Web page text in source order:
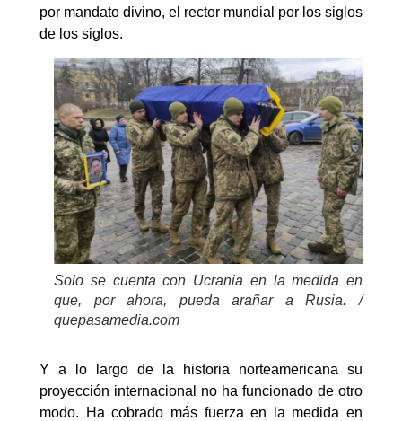
por mandato divino, el rector mundial por los siglos
de los siglos.
Solo se cuenta con Ucrania en la medida en
que, por ahora, pueda arañar a Rusia. /
quepasamedia.com
Y a lo largo de la historia norteamericana su
proyección internacional no ha funcionado de otro
modo. Ha cobrado más fuerza en la medida en